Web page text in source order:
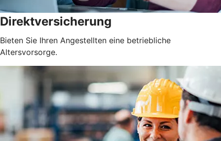
Direktversicherung
Bieten Sie Ihren Angestellten eine betriebliche
Altersvorsorge.